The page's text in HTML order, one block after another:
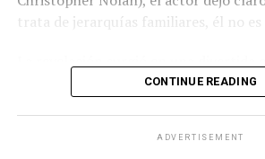
norteamericano, quienes ya habían
pregunta si las canchas se rigen por
diplomacia del poder.
trata de jerarquías familiares, él no es
Telemundo junto a su compañero de
colombiano Juan Leguizamo. Al ser
imagen del «10», Damon no dudó un
CONTINUE READING
ADVERTISEMENT